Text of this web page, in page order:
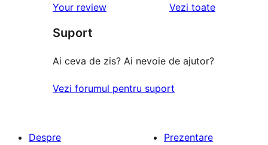
Your review Vezi toaterecenziile
Suport
Ai ceva de zis? Ai nevoie de ajutor?
Vezi forumul pentru suport
Despre
Prezentare